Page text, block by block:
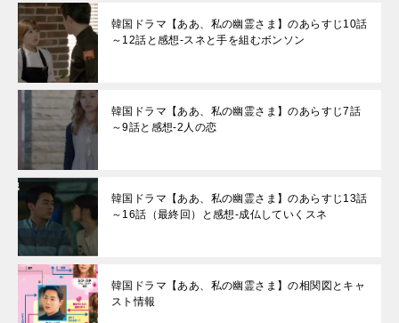
韓国ドラマ【ああ、私の幽霊さま】のあらすじ10話
～12話と感想-スネと手を組むボンソン
韓国ドラマ【ああ、私の幽霊さま】のあらすじ7話
～9話と感想-2人の恋
韓国ドラマ【ああ、私の幽霊さま】のあらすじ13話
～16話（最終回）と感想-成仏していくスネ
韓国ドラマ【ああ、私の幽霊さま】の相関図とキャ
スト情報